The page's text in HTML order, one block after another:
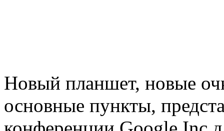
Новый планшет, новые
основные пункты,